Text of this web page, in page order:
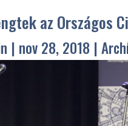
az Országos
| nov 28, 2018 |